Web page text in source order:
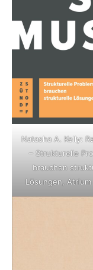
Natasha A. Kelly:
– Strukturelle
brauchen
Lösungen, Atrium